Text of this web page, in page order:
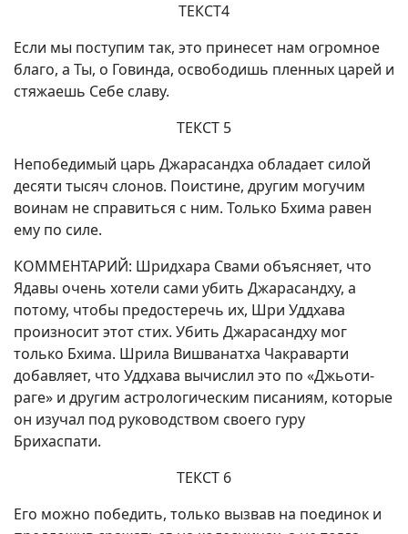
ТЕКСТ4
Если мы поступим так, это принесет нам огромное
благо, а Ты, о Говинда, освободишь пленных царей и
стяжаешь Себе славу.
ТЕКСТ 5
Непобедимый царь Джарасандха обладает силой
десяти тысяч слонов. Поистине, другим могучим
воинам не справиться с ним. Только Бхима равен
ему по силе.
КОММЕНТАРИЙ: Шридхара Свами объясняет, что
Ядавы очень хотели сами убить Джарасандху, а
потому, чтобы предостеречь их, Шри Уддхава
произносит этот стих. Убить Джарасандху мог
только Бхима. Шрила Вишванатха Чакраварти
добавляет, что Уддхава вычислил это по «Джьоти-
раге» и другим астрологическим писаниям, которые
он изучал под руководством своего гуру
Брихаспати.
ТЕКСТ 6
Его можно победить, только вызвав на поединок и